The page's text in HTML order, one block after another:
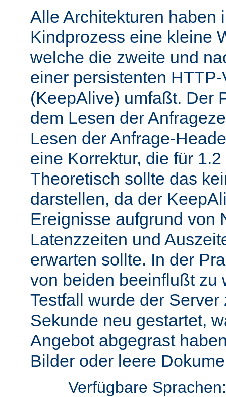
Alle Architekturen haben
Kindprozess eine kleine
welche die zweite und
einer persistenten
(KeepAlive) umfaßt. Der
dem Lesen der
Lesen der Anfrage-
eine Korrektur, die für
Theoretisch sollte das
darstellen, da der
Ereignisse aufgrund von
Latenzzeiten und
erwarten sollte. In der
von beiden beeinflußt zu
Testfall wurde der
Sekunde neu gestartet,
Angebot abgegrast
Bilder oder leere
Verfügbare